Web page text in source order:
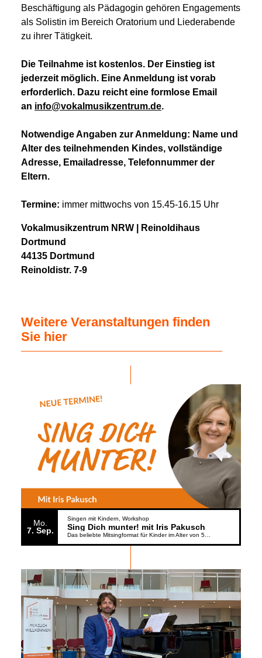
Beschäftigung als Pädagogin gehören Engagements
als Solistin im Bereich Oratorium und Liederabende
zu ihrer Tätigkeit.
Die Teilnahme ist kostenlos. Der Einstieg ist
jederzeit möglich. Eine Anmeldung ist vorab
erforderlich. Dazu reicht eine formlose Email
an info@vokalmusikzentrum.de.
Notwendige Angaben zur Anmeldung: Name und
Alter des teilnehmenden Kindes, vollständige
Adresse, Emailadresse, Telefonnummer der
Eltern.
Termine: immer mittwochs von 15.45-16.15 Uhr
Vokalmusikzentrum NRW | Reinoldihaus
Dortmund
44135 Dortmund
Reinoldistr. 7-9
Weitere Veranstaltungen finden
Sie hier
Mo.
7 Sep.
Singen mit Kindern Workshop
Sing Dich munter! mit Iris Pakusch
Das beliebte Mitsingformat für Kinder im Alter von 5 bis 6 Jahren geht weiter